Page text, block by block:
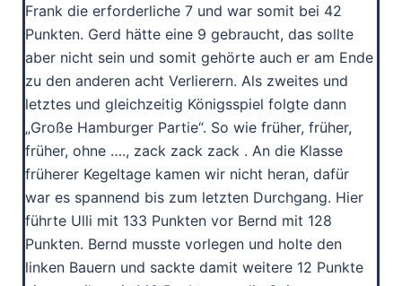
Frank die erforderliche 7 und war somit bei 42
Punkten. Gerd hätte eine 9 gebraucht, das sollte
aber nicht sein und somit gehörte auch er am Ende
zu den anderen acht Verlierern. Als zweites und
letztes und gleichzeitig Königsspiel folgte dann
„Große Hamburger Partie“. So wie früher, früher,
früher, ohne …., zack zack zack . An die Klasse
früherer Kegeltage kamen wir nicht heran, dafür
war es spannend bis zum letzten Durchgang. Hier
führte Ulli mit 133 Punkten vor Bernd mit 128
Punkten. Bernd musste vorlegen und holte den
linken Bauern und sackte damit weitere 12 Punkte